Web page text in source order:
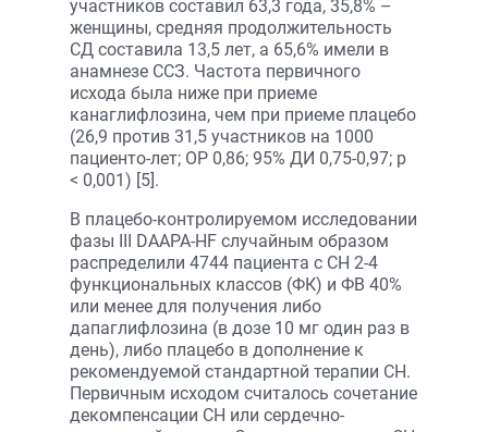
участников составил 63,3 года, 35,8% –
женщины, средняя продолжительность
СД составила 13,5 лет, а 65,6% имели в
анамнезе ССЗ. Частота первичного
исхода была ниже при приеме
канаглифлозина, чем при приеме плацебо
(26,9 против 31,5 участников на 1000
пациенто-лет; ОР 0,86; 95% ДИ 0,75-0,97; р
< 0,001) [5].
В плацебо-контролируемом исследовании
фазы III DAAPA-HF случайным образом
распределили 4744 пациента с СН 2-4
функциональных классов (ФК) и ФВ 40%
или менее для получения либо
дапаглифлозина (в дозе 10 мг один раз в
день), либо плацебо в дополнение к
рекомендуемой стандартной терапии СН.
Первичным исходом считалось сочетание
декомпенсации СН или сердечно-